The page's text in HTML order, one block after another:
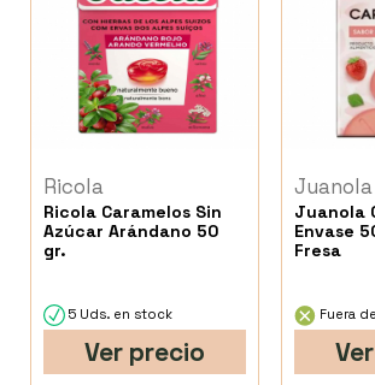
Ricola
Ricola Caramelos Sin
Azúcar Arándano 50
gr.
5 Uds. en stock
Ver precio
Juanola
Juanola
Envase
Fresa
Fuera